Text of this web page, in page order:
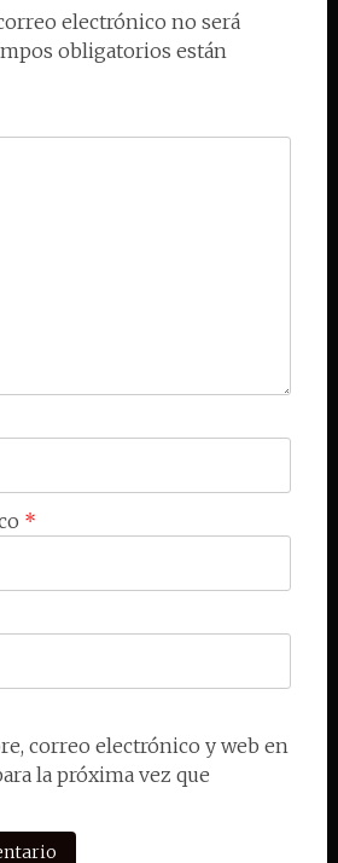
electrónico no será
obligatorios están
*
correo electrónico y web en
la próxima vez que